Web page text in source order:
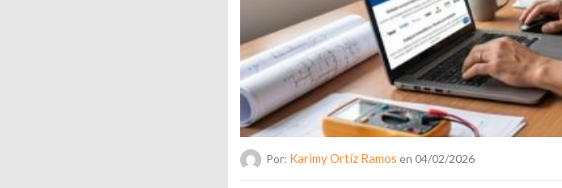
Por: Karimy Ortíz Ramos en 04/02/2026